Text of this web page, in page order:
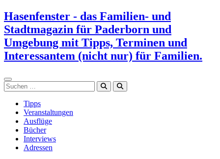
Zum
Inhalt
springen
Hasenfenster - das Familien- und
Stadtmagazin für Paderborn und
Umgebung mit Tipps, Terminen und
Interessantem (nicht nur) für Familien.
Suchen
Tipps
Veranstaltungen
Ausflüge
Bücher
Interviews
Adressen